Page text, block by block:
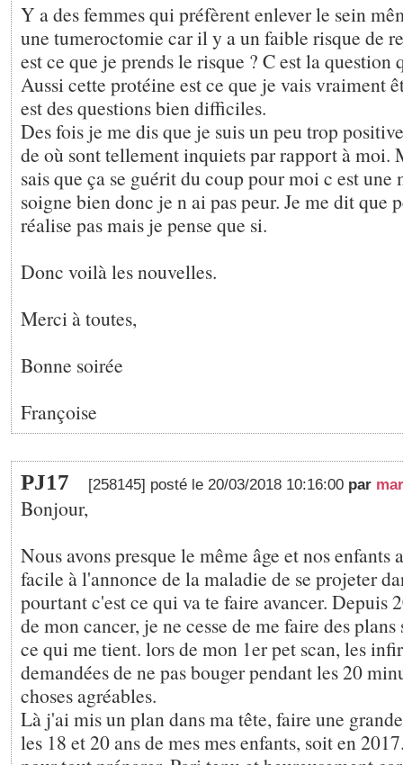
Y a des femmes qui préfèrent enlever le sein
une tumeroctomie car il y a un faible risque de
est ce que je prends le risque ? C est la question
Aussi cette protéine est ce que je vais vraiment
est des questions bien difficiles.
Des fois je me dis que je suis un peu trop
de où sont tellement inquiets par rapport à moi.
sais que ça se guérit du coup pour moi c est une
soigne bien donc je n ai pas peur. Je me dit que
réalise pas mais je pense que si.
Donc voilà les nouvelles.
Merci à toutes,
Bonne soirée
Françoise
PJ17 [258145] posté le 20/03/2018 10:16:00 par
Bonjour,
Nous avons presque le même âge et nos enfants
facile à l'annonce de la maladie de se projeter
pourtant c'est ce qui va te faire avancer. Depuis
de mon cancer, je ne cesse de me faire des
ce qui me tient. lors de mon 1er pet scan, les
demandées de ne pas bouger pendant les 20
choses agréables.
Là j'ai mis un plan dans ma tête, faire une
les 18 et 20 ans de mes mes enfants, soit en